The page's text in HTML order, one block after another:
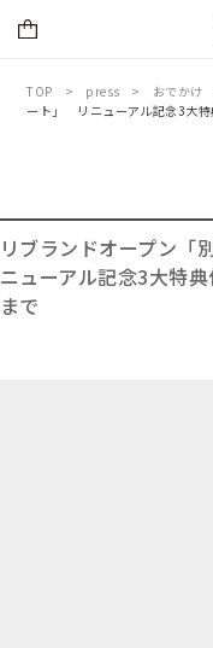
TOP press おでかけ
ート」 リニューアル記念3大
リブランドオープン
ニューアル記念3大特
まで